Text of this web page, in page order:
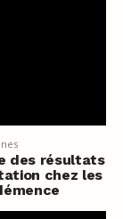
des résultats
chez les